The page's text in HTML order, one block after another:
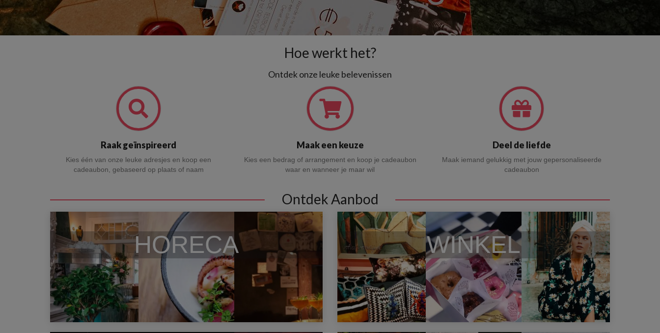
Hoe werkt het?
Ontdek onze leuke belevenissen
Raak geïnspireerd
Kies één van onze leuke adresjes en koop een
cadeaubon, gebaseerd op plaats of naam
Maak een keuze
Kies een bedrag of arrangement en koop je cadeaubon
waar en wanneer je maar wil
Deel de liefde
Maak iemand gelukkig met jouw gepersonaliseerde
cadeaubon
Ontdek Aanbod
HORECA WINKEL